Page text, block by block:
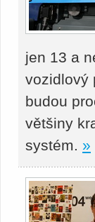
jen 13 a
vozidlový
budou
většiny
systém. »